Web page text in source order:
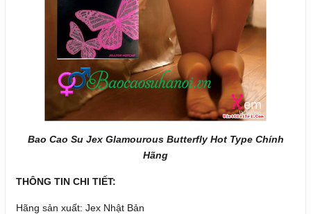
Bao Cao Su Jex Glamourous Butterfly Hot Type Chính
Hãng
THÔNG TIN CHI TIẾT:
Hãng sản xuất: Jex Nhật Bản